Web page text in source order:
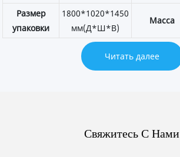
Размер
упаковки
1800*1020*1450
мм(Д*Ш*В)
Масса
Читать далее
Свяжитесь С Нами